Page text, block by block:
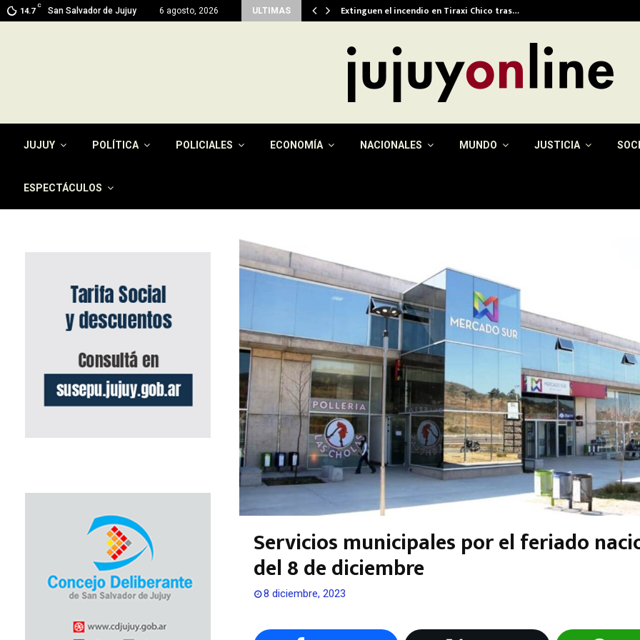
14.7
C
San Salvador de Jujuy 6 agosto, 2026 ULTIMAS
en Jujuy: prevén máximas de 26… Extinguen el incendio en Tiraxi Chico tras…
JUJUY POLÍTICA POLICIALES ECONOMÍA NACIONALES MUNDO JUSTICIA
ESPECTÁCULOS
Servicios municipales por el feriado
del 8 de diciembre
8 diciembre, 2023